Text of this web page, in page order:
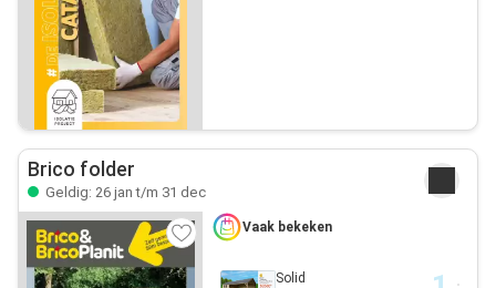
Brico folder
Geldig: 26 jan t/m 31 dec
Vaak bekeken
Solid